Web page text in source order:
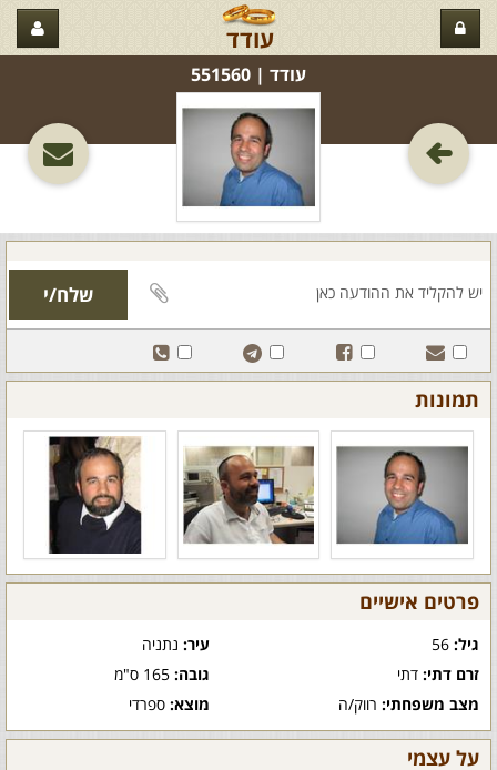
עודד
עודד‏ | 551560
תמונות
פרטים אישיים
גיל: עיר:נתניה
זרם דתי: דתי גובה:165 ס"מ
מצב משפחתי: רווק/ה מוצא:ספרדי
על עצמי